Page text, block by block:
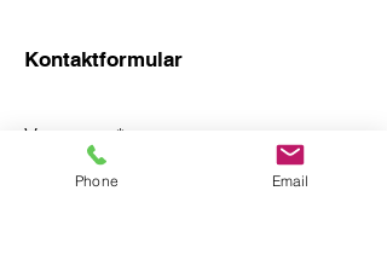
Kontaktformular
Vorname *
Phone Email